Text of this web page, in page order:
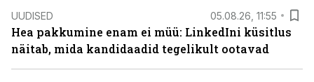
UUDISED 05.08.26, 11:55
Hea pakkumine enam ei müü: LinkedIni küsitlus
näitab, mida kandidaadid tegelikult ootavad